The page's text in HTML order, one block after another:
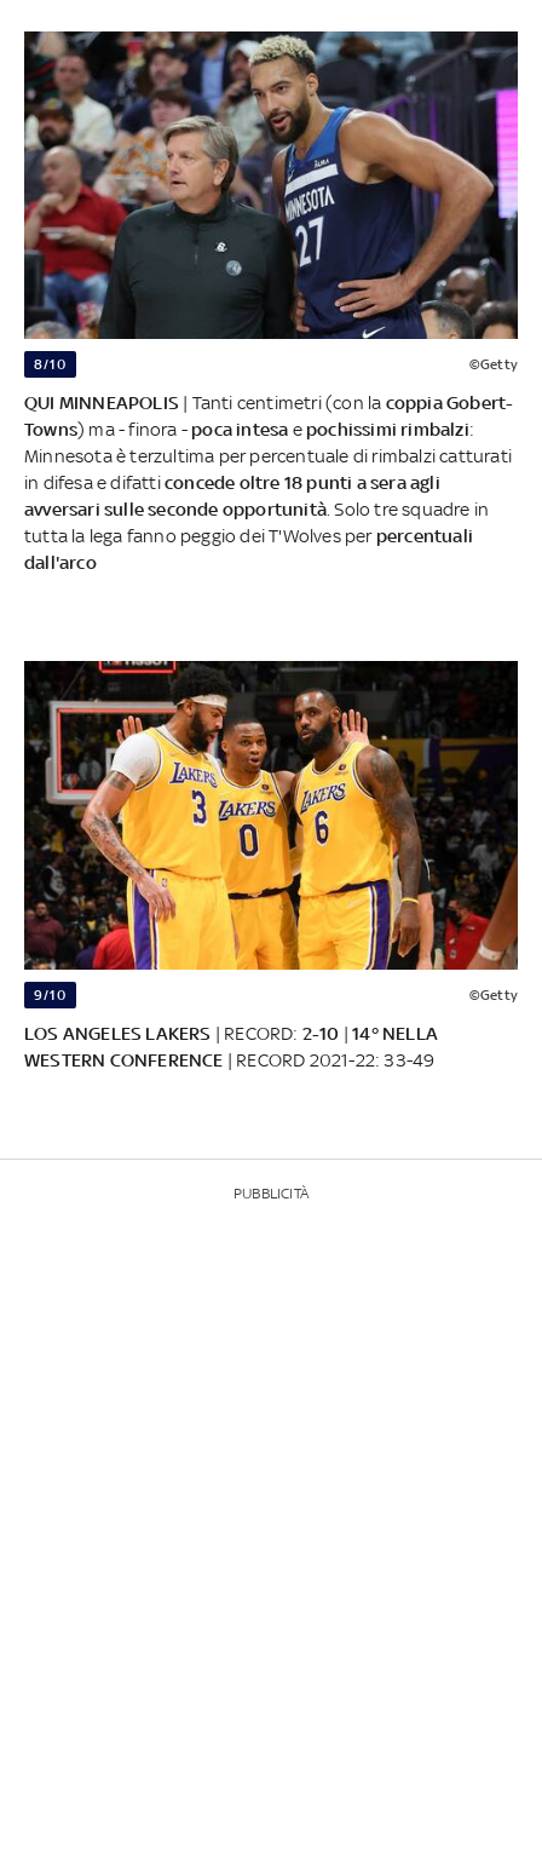
8/10 ©Getty
QUI MINNEAPOLIS | Tanti centimetri (con la coppia Gobert-
Towns) ma - finora - poca intesa e pochissimi rimbalzi:
Minnesota è terzultima per percentuale di rimbalzi catturati
in difesa e difatticoncede oltre 18 punti a sera agli
avversari sulle seconde opportunità. Solo tre squadre in
tutta la lega fanno peggio dei T'Wolves per percentuali
dall'arco
9/10 ©Getty
LOS ANGELES LAKERS | RECORD: 2-10 | 14° NELLA
WESTERN CONFERENCE | RECORD 2021-22: 33-49
PUBBLICITÀ